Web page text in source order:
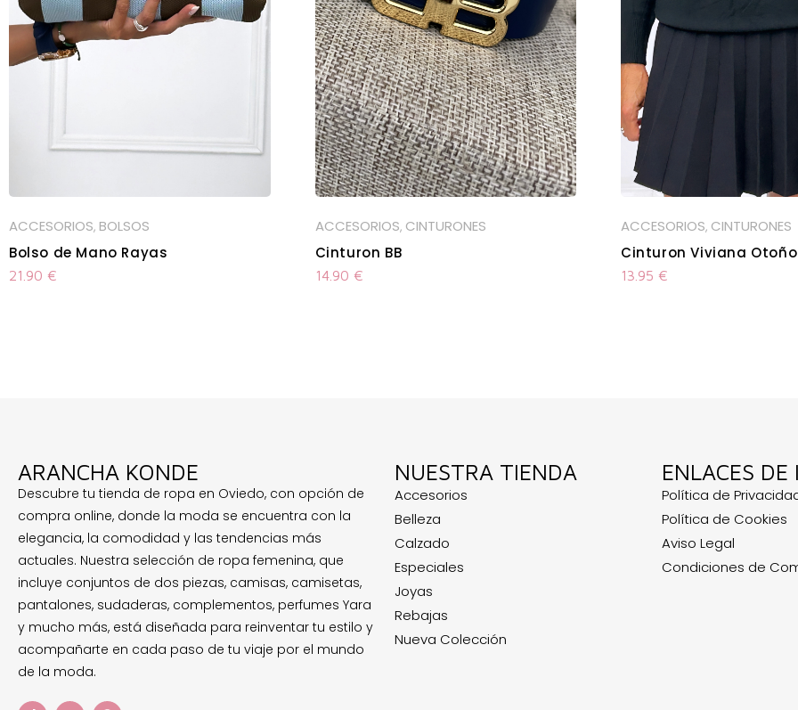
ACCESORIOS, BOLSOS
Bolso de Mano Rayas
21.90 €
ACCESORIOS, CINTURONES
Cinturon BB
14.90 €
ACCESORIOS, CINTURONES
Cinturon Viviana Otoño
13.95 €
ARANCHA KONDE
Descubre tu tienda de ropa en Oviedo, con opción de
compra online, donde la moda se encuentra con la
elegancia, la comodidad y las tendencias más
actuales. Nuestra selección de ropa femenina, que
incluye conjuntos de dos piezas, camisas, camisetas,
pantalones, sudaderas, complementos, perfumes Yara
y mucho más, está diseñada para reinventar tu estilo y
acompañarte en cada paso de tu viaje por el mundo
de la moda.
NUESTRA TIENDA
Accesorios
Belleza
Calzado
Especiales
Joyas
Rebajas
Nueva Colección
ENLACES DE
Política de
Política de Cookies
Aviso Legal
Condiciones de